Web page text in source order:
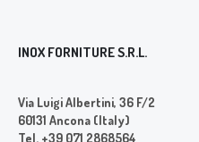
INOX FORNITURE S.R.L.
Via Luigi Albertini, 36 F/2
60131 Ancona (Italy)
Tel. +39 071 2868564